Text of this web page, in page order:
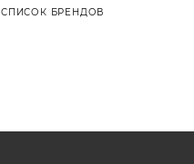
СПИСОК БРЕНДОВ